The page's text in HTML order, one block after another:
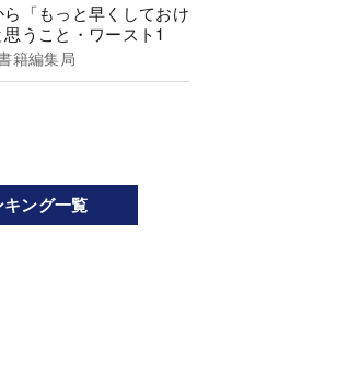
「もっと早くしておけ
うこと・ワースト1
籍編集局
キング一覧